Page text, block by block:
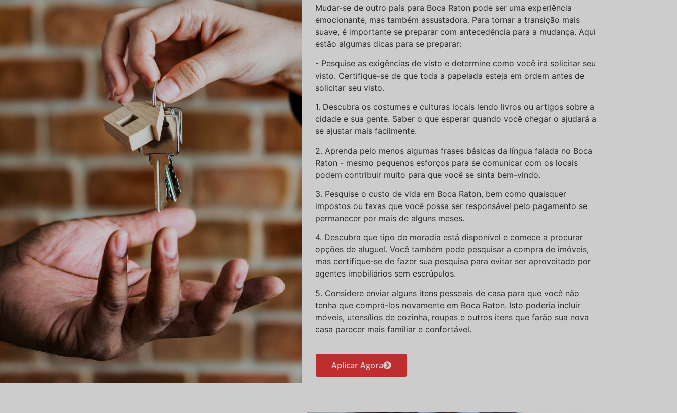
Mudar-se de outro país para Boca Raton pode ser uma experiência
emocionante, mas também assustadora. Para tornar a transição mais
suave, é importante se preparar com antecedência para a mudança. Aqui
estão algumas dicas para se preparar:
- Pesquise as exigências de visto e determine como você irá solicitar seu
visto. Certifique-se de que toda a papelada esteja em ordem antes de
solicitar seu visto.
1. Descubra os costumes e culturas locais lendo livros ou artigos sobre a
cidade e sua gente. Saber o que esperar quando você chegar o ajudará a
se ajustar mais facilmente.
2. Aprenda pelo menos algumas frases básicas da língua falada no Boca
Raton - mesmo pequenos esforços para se comunicar com os locais
podem contribuir muito para que você se sinta bem-vindo.
3. Pesquise o custo de vida em Boca Raton, bem como quaisquer
impostos ou taxas que você possa ser responsável pelo pagamento se
permanecer por mais de alguns meses.
4. Descubra que tipo de moradia está disponível e comece a procurar
opções de aluguel. Você também pode pesquisar a compra de imóveis,
mas certifique-se de fazer sua pesquisa para evitar ser aproveitado por
agentes imobiliários sem escrúpulos.
5. Considere enviar alguns itens pessoais de casa para que você não
tenha que comprá-los novamente em Boca Raton. Isto poderia incluir
móveis, utensílios de cozinha, roupas e outros itens que farão sua nova
casa parecer mais familiar e confortável.
Aplicar Agora